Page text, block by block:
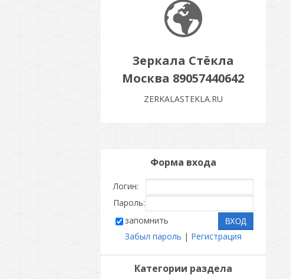
Зеркала Стёкла
Москва 89057440642
ZERKALASTEKLA.RU
Форма входа
Логин:
Пароль:
запомнить
Забыл пароль | Регистрация
Категории раздела